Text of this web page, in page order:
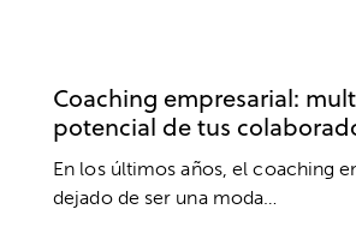
Coaching empresarial:
potencial de tus
En los últimos años, el coaching
dejado de ser una moda…